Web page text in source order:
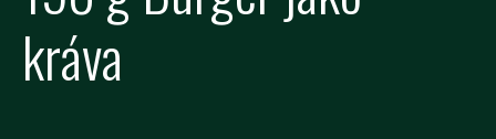
kráva